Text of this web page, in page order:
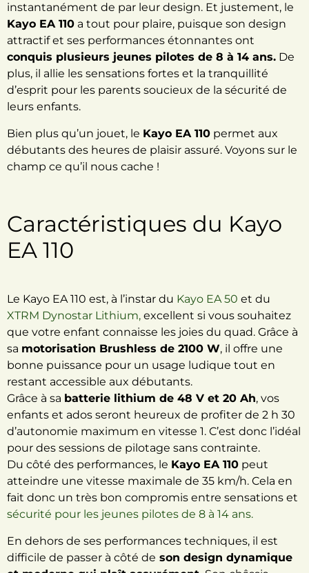
instantanément de par leur design. Et justement, le
Kayo EA 110 a tout pour plaire, puisque son design
attractif et ses performances étonnantes ont
conquis plusieurs jeunes pilotes de 8 à 14 ans. De
plus, il allie les sensations fortes et la tranquillité
d’esprit pour les parents soucieux de la sécurité de
leurs enfants.
Bien plus qu’un jouet, le Kayo EA 110 permet aux
débutants des heures de plaisir assuré. Voyons sur le
champ ce qu’il nous cache !
Caractéristiques du Kayo
EA 110
Le Kayo EA 110 est, à l’instar du Kayo EA 50 et du
XTRM Dynostar Lithium, excellent si vous souhaitez
que votre enfant connaisse les joies du quad. Grâce à
sa motorisation Brushless de 2100 W, il offre une
bonne puissance pour un usage ludique tout en
restant accessible aux débutants.
Grâce à sa batterie lithium de 48 V et 20 Ah, vos
enfants et ados seront heureux de profiter de 2 h 30
d’autonomie maximum en vitesse 1. C’est donc l’idéal
pour des sessions de pilotage sans contrainte.
Du côté des performances, le Kayo EA 110 peut
atteindre une vitesse maximale de 35 km/h. Cela en
fait donc un très bon compromis entre sensations et
sécurité pour les jeunes pilotes de 8 à 14 ans.
En dehors de ses performances techniques, il est
difficile de passer à côté de son design dynamique